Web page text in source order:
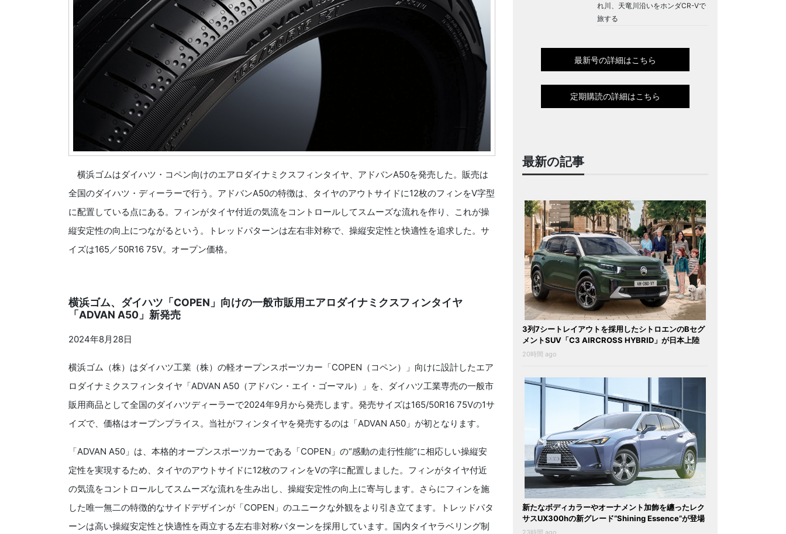
横浜ゴムはダイハツ・コペン向けのエアロダイナミクスフィンタイヤ、アドバンA50を発売した。販売は
全国のダイハツ・ディーラーで行う。アドバンA50の特徴は、タイヤのアウトサイドに12枚のフィンをV字型
に配置している点にある。フィンがタイヤ付近の気流をコントロールしてスムーズな流れを作り、これが操
縦安定性の向上につながるという。トレッドパターンは左右非対称で、操縦安定性と快適性を追求した。サ
イズは165／50R16 75V。オープン価格。
横浜ゴム、ダイハツ「COPEN」向けの一般市販用エアロダイナミクスフィンタイヤ
「ADVAN A50」新発売
2024年8月28日
横浜ゴム（株）はダイハツ工業（株）の軽オープンスポーツカー「COPEN（コペン）」向けに設計したエア
ロダイナミクスフィンタイヤ「ADVAN A50（アドバン・エイ・ゴーマル）」を、ダイハツ工業専売の一般市
販用商品として全国のダイハツディーラーで2024年9月から発売します。発売サイズは165/50R16 75Vの1サ
イズで、価格はオープンプライス。当社がフィンタイヤを発売するのは「ADVAN A50」が初となります。
「ADVAN A50」は、本格的オープンスポーツカーである「COPEN」の“感動の走行性能”に相応しい操縦安
定性を実現するため、タイヤのアウトサイドに12枚のフィンをVの字に配置しました。フィンがタイヤ付近
の気流をコントロールしてスムーズな流れを生み出し、操縦安定性の向上に寄与します。さらにフィンを施
した唯一無二の特徴的なサイドデザインが「COPEN」のユニークな外観をより引き立てます。トレッドパタ
ーンは高い操縦安定性と快適性を両立する左右非対称パターンを採用しています。国内タイヤラベリング制
れ川、天竜川沿いをホンダCR-Vで
旅する
最新号の詳細はこちら
定期購読の詳細はこちら
最新の記事
3列7シートレイアウトを採用したシトロエンのBセグ
メントSUV「C3 AIRCROSS HYBRID」が日本上陸
20時間 ago
新たなボディカラーやオーナメント加飾を纏ったレク
サスUX300hの新グレード“Shining Essence”が登場
23時間 ago